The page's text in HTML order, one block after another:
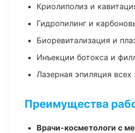
Криолиполиз и
Гидропилинг и
Биоревитализация и
Инъекции ботокса и
Лазерная эпиляция всех
Преимущества
Врачи-косметологи с